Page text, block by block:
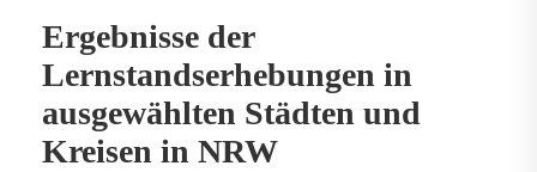
Ergebnisse der
Lernstandserhebungen in
ausgewählten Städten und
Kreisen in NRW